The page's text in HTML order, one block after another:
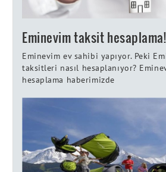
Eminevim taksit hesaplama!
Eminevim ev sahibi yapıyor. Peki
taksitleri nasıl hesaplanıyor?
hesaplama haberimizde